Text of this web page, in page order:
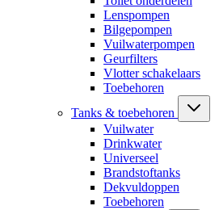
Lenspompen
Bilgepompen
Vuilwaterpompen
Geurfilters
Vlotter schakelaars
Toebehoren
Tanks & toebehoren
Vuilwater
Drinkwater
Universeel
Brandstoftanks
Dekvuldoppen
Toebehoren